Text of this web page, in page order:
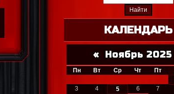
КАЛЕНДАРЬ
« Ноябрь 2025
Пн Вт Ср Чт Пт
3
4 5 6 7